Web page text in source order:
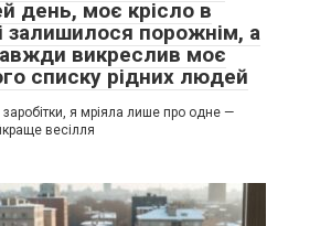
день, моє крісло в
залишилося порожнім, а
викреслив моє
списку рідних людей
заробітки, я мріяла лише про одне —
весілля